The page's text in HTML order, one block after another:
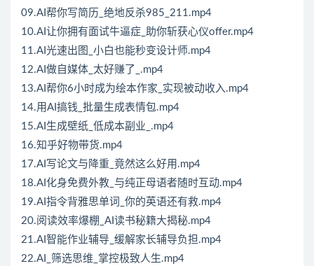
09.AI帮你写简历_绝地反杀985_211.mp4
10.AI让你拥有面试牛逼症_助你斩获心仪offer.mp4
11.AI光速出图_小白也能秒变设计师.mp4
12.AI做自媒体_太好赚了_.mp4
13.AI帮你6小时成为绘本作家_实现被动收入.mp4
14.用AI搞钱_批量生成表情包.mp4
15.AI生成壁纸_低成本副业_.mp4
16.知乎好物带货.mp4
17.AI写论文与降重_竟然这么好用.mp4
18.AI化身免费外教_与纯正母语者随时互动.mp4
19.AI指令背雅思单词_你的英语还有救.mp4
20.阅读效率爆棚_AI读书秘籍大揭秘.mp4
21.AI智能作业辅导_缓解家长辅导负担.mp4
22.AI_筛选思维_掌控极致人生.mp4